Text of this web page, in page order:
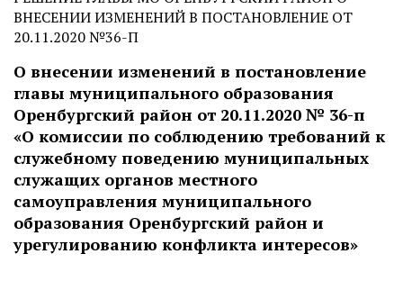
ВНЕСЕНИИ ИЗМЕНЕНИЙ В ПОСТАНОВЛЕНИЕ ОТ
20.11.2020 №36-П
О внесении изменений в постановление
главы муниципального образования
Оренбургский район от 20.11.2020 № 36-п
«О комиссии по соблюдению требований к
служебному поведению муниципальных
служащих органов местного
самоуправления муниципального
образования Оренбургский район и
урегулированию конфликта интересов»